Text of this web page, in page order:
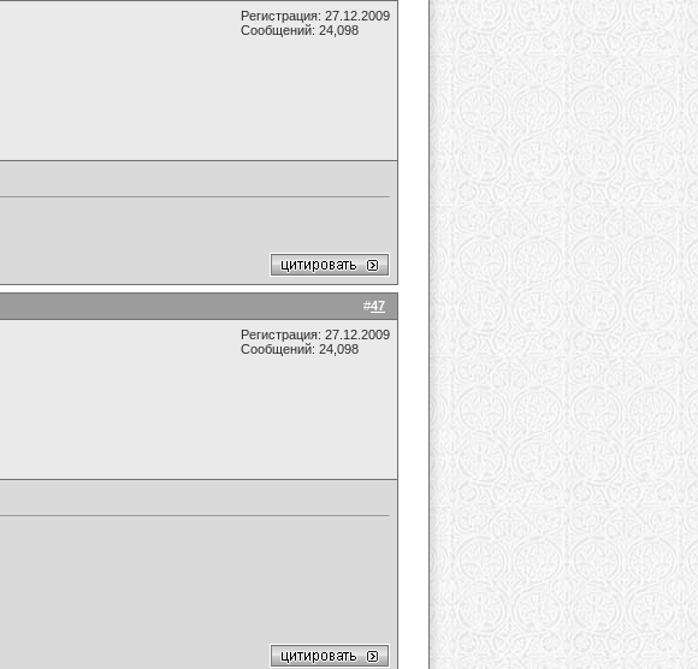
Регистрация: 27.12.2009
Сообщений: 24,098
#47
Регистрация: 27.12.2009
Сообщений: 24,098